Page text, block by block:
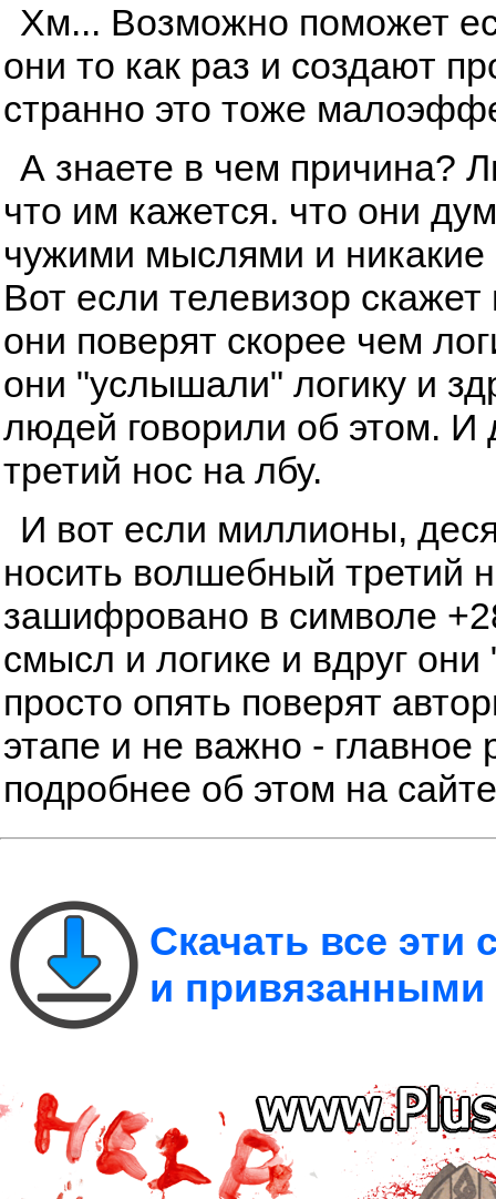
Хм... Возможно поможет
они то как раз и создают
странно это тоже
А знаете в чем причина?
что им кажется. что они
чужими мыслями и никакие
Вот если телевизор скажет
они поверят скорее чем
они "услышали" логику и
людей говорили об этом.
третий нос на лбу.
И вот если миллионы,
носить волшебный третий
зашифровано в символе
смысл и логике и вдруг
просто опять поверят
этапе и не важно - главное
подробнее об этом на
Скачать все
и